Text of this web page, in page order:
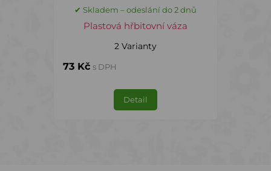
✔ Skladem – odeslání do 2 dnů
Plastová hřbitovní váza
2 Varianty
73 Kč s DPH
Detail